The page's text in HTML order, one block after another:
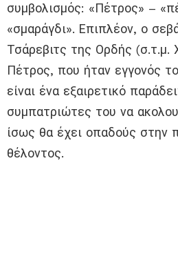
συμβολισμός: «Πέτρος» –
«σμαράγδι». Επιπλέον, ο
Τσάρεβιτς της Ορδής (σ.τ.μ.
Πέτρος, που ήταν εγγονός
είναι ένα εξαιρετικό
συμπατριώτες του να
ίσως θα έχει οπαδούς στην
θέλοντος.